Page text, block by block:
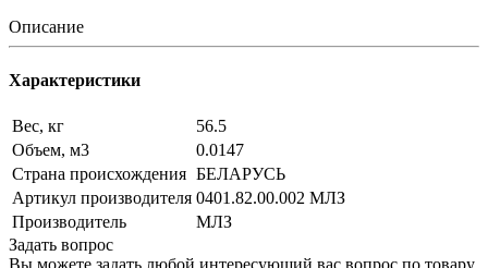
Описание
Характеристики
Вес, кг
56.5
Объем, м3
0.0147
Страна происхождения БЕЛАРУСЬ
Артикул производителя 0401.82.00.002 МЛЗ
Производитель
МЛЗ
Задать вопрос